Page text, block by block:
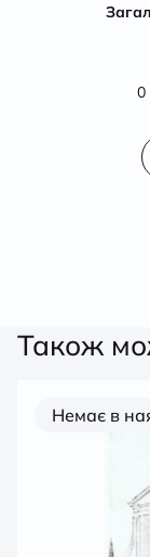
0
Також
Немає в